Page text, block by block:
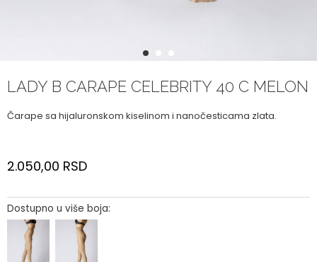
1
LADY B CARAPE CELEBRITY 40 C MELON
Čarape sa hijaluronskom kiselinom i nanočesticama zlata.
2.050,00 RSD
Dostupno u više boja: